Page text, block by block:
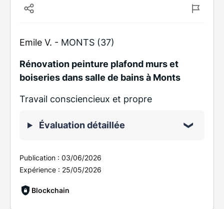
Emile V. - MONTS (37)
Rénovation peinture plafond murs et
boiseries dans salle de bains à Monts
Travail consciencieux et propre
Évaluation détaillée
Publication : 03/06/2026
Expérience : 25/05/2026
Blockchain